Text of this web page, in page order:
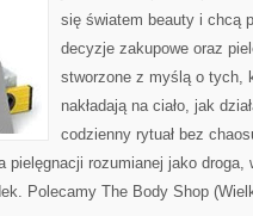
się światem beauty i chcą
decyzje zakupowe oraz
stworzone z myślą o tych,
nakładają na ciało, jak
codzienny rytuał bez
pielęgnacji rozumianej jako
Polecamy The Body Shop